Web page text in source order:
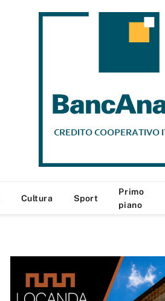
Cultura Sport
Primo
piano